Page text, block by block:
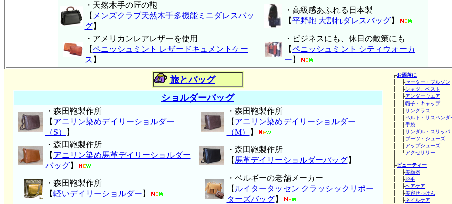
・天然木手の匠の鞄
【 メンズクラブ天然木手多機能ミニダレスバッ
グ】
・高級感あふれる日本製
【平野鞄 大割れダレスバッグ】
・アメリカンレアレザーを使用
【ペニッシュミント レザードキュメントケー
ス 】
・ビジネスにも、休日の散策にも
【ペニッシュミント シティウォーカ
ー 】
旅とバッグ ┌お洒落に
│ ├セーター・ブルゾン
│ ├シャツ、ベスト
│ ├アンダーウエア
│ ├帽子・キャップ
│ ├サングラス
│ ├ベルト・サスペンダ
│ ├手袋
│ ├サンダル・スリッパ
│ ├ブーツ・シューズ
│ ├アップシューズ
│ └アクセサリー
├ビューティー
│ ├美顔器
│ ├脱毛
│ ├ヘアケア
│ ├美容せっけん
│ ├ネイルケア
ショルダーバッグ
・森田鞄製作所
【 アニリン染めデイリーショルダー
（S）
】
・森田鞄製作所
【 アニリン染めデイリーショルダー
（M）
】
・森田鞄製作所
【 アニリン染め馬革デイリーショルダー
バッグ】
・森田鞄製作所
【 馬革デイリーショルダーバッグ】
・森田鞄製作所
【軽いデイリーショルダー 】
・ベルギーの老舗メーカー
【 ルイタータッセン クラッシックリポー
ターズバッグ】